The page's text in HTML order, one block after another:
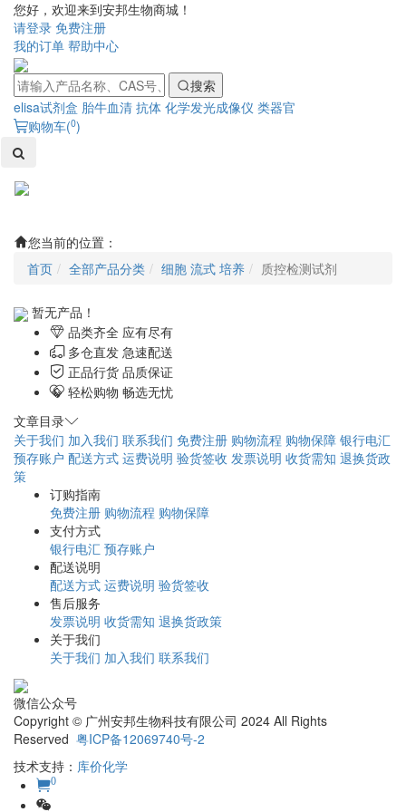
您好，欢迎来到安邦生物商城！
请登录 免费注册
我的订单 帮助中心
搜索
elisa试剂盒 胎牛血清 抗体 化学发光成像仪 类器官
购物车(0)
您当前的位置：
首页
全部产品分类 细胞 流式 培养 质控检测试剂
暂无产品！
品类齐全 应有尽有
多仓直发 急速配送
正品行货 品质保证
轻松购物 畅选无忧
文章目录
关于我们 加入我们 联系我们 免费注册 购物流程 购物保障 银行电汇
预存账户 配送方式 运费说明 验货签收 发票说明 收货需知 退换货政
策
订购指南
免费注册 购物流程 购物保障
支付方式
银行电汇 预存账户
配送说明
配送方式 运费说明 验货签收
售后服务
发票说明 收货需知 退换货政策
关于我们
关于我们 加入我们 联系我们
微信公众号
Copyright © 广州安邦生物科技有限公司 2024 All Rights
Reserved 粤ICP备12069740号-2
技术支持： 库价化学
0